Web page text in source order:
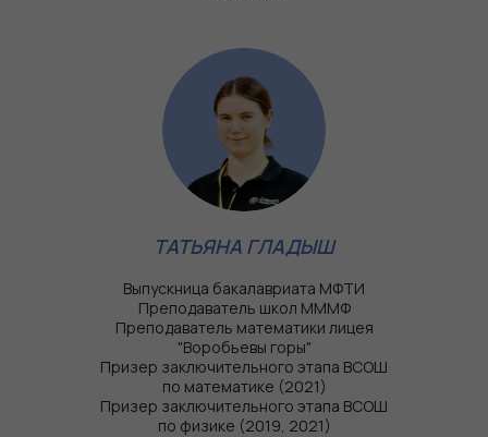
ТАТЬЯНА ГЛАДЫШ
Выпускница бакалавриата МФТИ
Преподаватель школ МММФ
Преподаватель математики лицея
"Воробьевы горы"
Призер заключительного этапа ВСОШ
по математике (2021)
Призер заключительного этапа ВСОШ
по физике (2019, 2021)